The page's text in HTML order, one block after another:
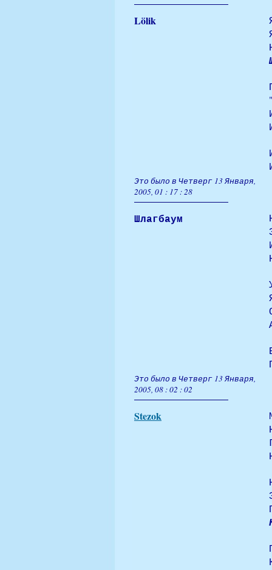
Lölik
Это было в Четверг 13 Января,
2005, 01 : 17 : 28
Шлагбаум
Это было в Четверг 13 Января,
2005, 08 : 02 : 02
Stezok